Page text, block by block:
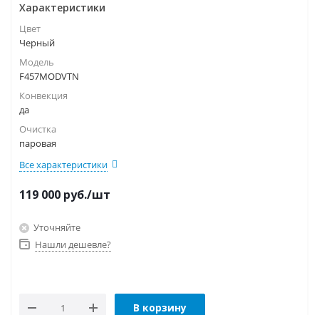
Характеристики
Цвет
Черный
Модель
F457MODVTN
Конвекция
да
Очистка
паровая
Все характеристики
119 000 руб./шт
Уточняйте
Нашли дешевле?
В корзину